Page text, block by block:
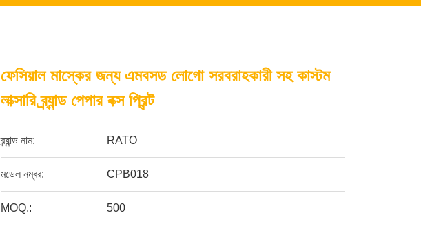
ফেসিয়াল মাস্কের জন্য এমবসড লোগো সরবরাহকারী সহ কাস্টম
লাক্সারি ব্র্যান্ড পেপার বক্স প্রিন্ট
ব্র্যান্ড নাম: RATO
মডেল নম্বর: CPB018
MOQ.: 500